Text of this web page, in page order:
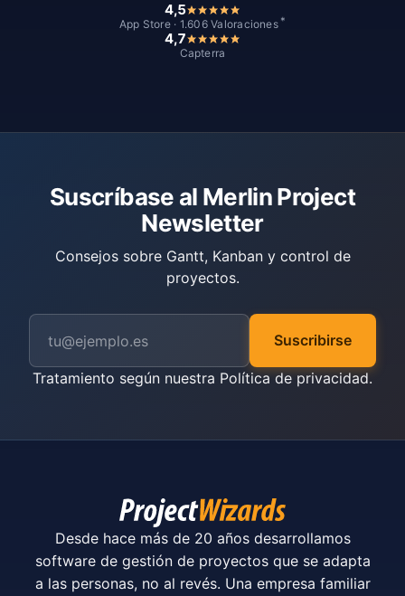
4,5
App Store · 1.606 Valoraciones *
4,7
Capterra
Suscríbase al Merlin Project
Newsletter
Consejos sobre Gantt, Kanban y control de
proyectos.
Suscribirse
Tratamiento según nuestra Política de privacidad.
Desde hace más de 20 años desarrollamos
software de gestión de proyectos que se adapta
a las personas, no al revés. Una empresa familiar